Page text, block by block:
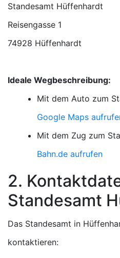
Standesamt Hüffenhardt
74928 Hüffenhardt
Ideale Wegbeschreibung:
Mit dem Auto zum
Google Maps
Mit dem Zug zum
Bahn.de aufrufen
2.
Standesamt
Das Standesamt in
kontaktieren: